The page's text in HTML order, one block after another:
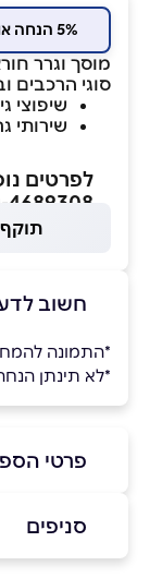
5% הנחה אוטומטית למשלמים בכרטיס המועדון
מוסך וגרר
סוגי הרכבים
שיפוצי
שירותי
לפרטים
תוקף
חשוב
*התמונה
*לא תינתן
פרטי
סניפים